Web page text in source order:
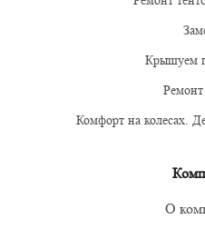
Крышуем
Ремонт
Комфорт на колесах.
О